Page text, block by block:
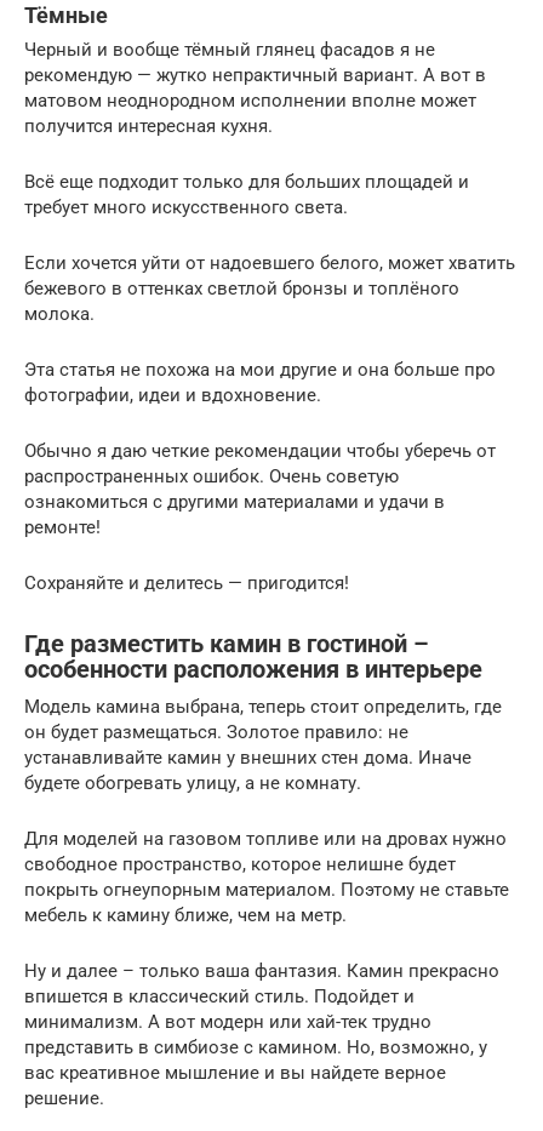
Тёмные
Черный и вообще тёмный глянец фасадов я не
рекомендую — жутко непрактичный вариант. А вот в
матовом неоднородном исполнении вполне может
получится интересная кухня.
Всё еще подходит только для больших площадей и
требует много искусственного света.
Если хочется уйти от надоевшего белого, может хватить
бежевого в оттенках светлой бронзы и топлёного
молока.
Эта статья не похожа на мои другие и она больше про
фотографии, идеи и вдохновение.
Обычно я даю четкие рекомендации чтобы уберечь от
распространенных ошибок. Очень советую
ознакомиться с другими материалами и удачи в
ремонте!
Сохраняйте и делитесь — пригодится!
Где разместить камин в гостиной –
особенности расположения в интерьере
Модель камина выбрана, теперь стоит определить, где
он будет размещаться. Золотое правило: не
устанавливайте камин у внешних стен дома. Иначе
будете обогревать улицу, а не комнату.
Для моделей на газовом топливе или на дровах нужно
свободное пространство, которое нелишне будет
покрыть огнеупорным материалом. Поэтому не ставьте
мебель к камину ближе, чем на метр.
Ну и далее – только ваша фантазия. Камин прекрасно
впишется в классический стиль. Подойдет и
минимализм. А вот модерн или хай-тек трудно
представить в симбиозе с камином. Но, возможно, у
вас креативное мышление и вы найдете верное
решение.